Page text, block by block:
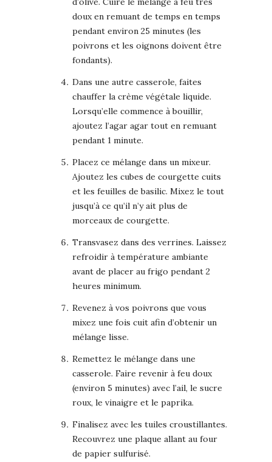
doux en remuant de temps en temps
pendant environ 25 minutes (les
poivrons et les oignons doivent être
fondants).
Dans une autre casserole, faites
chauffer la crème végétale liquide.
Lorsqu’elle commence à bouillir,
ajoutez l’agar agar tout en remuant
pendant 1 minute.
Placez ce mélange dans un mixeur.
Ajoutez les cubes de courgette cuits
et les feuilles de basilic. Mixez le tout
jusqu’à ce qu’il n’y ait plus de
morceaux de courgette.
Transvasez dans des verrines. Laissez
refroidir à température ambiante
avant de placer au frigo pendant 2
heures minimum.
Revenez à vos poivrons que vous
mixez une fois cuit afin d’obtenir un
mélange lisse.
Remettez le mélange dans une
casserole. Faire revenir à feu doux
(environ 5 minutes) avec l’ail, le sucre
roux, le vinaigre et le paprika.
Finalisez avec les tuiles croustillantes.
Recouvrez une plaque allant au four
de papier sulfurisé.